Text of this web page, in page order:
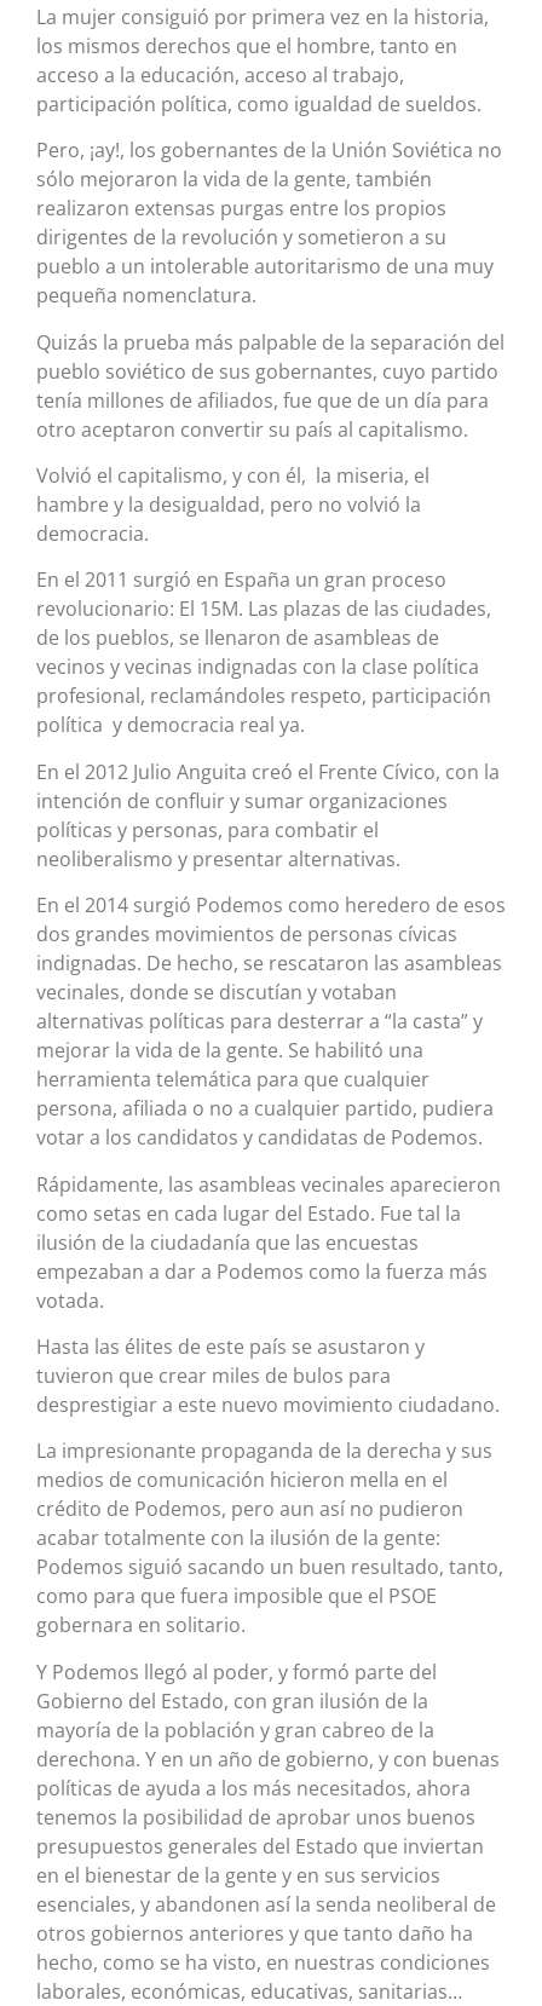
La mujer consiguió por primera vez en la historia,
los mismos derechos que el hombre, tanto en
acceso a la educación, acceso al trabajo,
participación política, como igualdad de sueldos.
Pero, ¡ay!, los gobernantes de la Unión Soviética no
sólo mejoraron la vida de la gente, también
realizaron extensas purgas entre los propios
dirigentes de la revolución y sometieron a su
pueblo a un intolerable autoritarismo de una muy
pequeña nomenclatura.
Quizás la prueba más palpable de la separación del
pueblo soviético de sus gobernantes, cuyo partido
tenía millones de afiliados, fue que de un día para
otro aceptaron convertir su país al capitalismo.
Volvió el capitalismo, y con él, la miseria, el
hambre y la desigualdad, pero no volvió la
democracia.
En el 2011 surgió en España un gran proceso
revolucionario: El 15M. Las plazas de las ciudades,
de los pueblos, se llenaron de asambleas de
vecinos y vecinas indignadas con la clase política
profesional, reclamándoles respeto, participación
política y democracia real ya.
En el 2012 Julio Anguita creó el Frente Cívico, con la
intención de confluir y sumar organizaciones
políticas y personas, para combatir el
neoliberalismo y presentar alternativas.
En el 2014 surgió Podemos como heredero de esos
dos grandes movimientos de personas cívicas
indignadas. De hecho, se rescataron las asambleas
vecinales, donde se discutían y votaban
alternativas políticas para desterrar a “la casta” y
mejorar la vida de la gente. Se habilitó una
herramienta telemática para que cualquier
persona, afiliada o no a cualquier partido, pudiera
votar a los candidatos y candidatas de Podemos.
Rápidamente, las asambleas vecinales aparecieron
como setas en cada lugar del Estado. Fue tal la
ilusión de la ciudadanía que las encuestas
empezaban a dar a Podemos como la fuerza más
votada.
Hasta las élites de este país se asustaron y
tuvieron que crear miles de bulos para
desprestigiar a este nuevo movimiento ciudadano.
La impresionante propaganda de la derecha y sus
medios de comunicación hicieron mella en el
crédito de Podemos, pero aun así no pudieron
acabar totalmente con la ilusión de la gente:
Podemos siguió sacando un buen resultado, tanto,
como para que fuera imposible que el PSOE
gobernara en solitario.
Y Podemos llegó al poder, y formó parte del
Gobierno del Estado, con gran ilusión de la
mayoría de la población y gran cabreo de la
derechona. Y en un año de gobierno, y con buenas
políticas de ayuda a los más necesitados, ahora
tenemos la posibilidad de aprobar unos buenos
presupuestos generales del Estado que inviertan
en el bienestar de la gente y en sus servicios
esenciales, y abandonen así la senda neoliberal de
otros gobiernos anteriores y que tanto daño ha
hecho, como se ha visto, en nuestras condiciones
laborales, económicas, educativas, sanitarias…